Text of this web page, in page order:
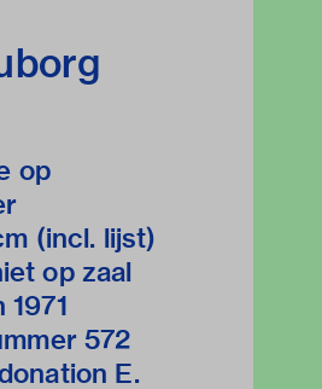
op
(incl. lijst)
op zaal
572
E.